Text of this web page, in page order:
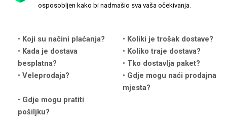
osposobljen kako bi nadmašio sva vaša očekivanja.
Koji su načini plaćanja?
Koliki je trošak dostave?
Kada je dostava
besplatna?
Koliko traje dostava?
Tko dostavlja paket?
Veleprodaja?
Gdje mogu naći prodajna
mjesta?
Gdje mogu pratiti
pošiljku?
Love motivi I Need Some Space